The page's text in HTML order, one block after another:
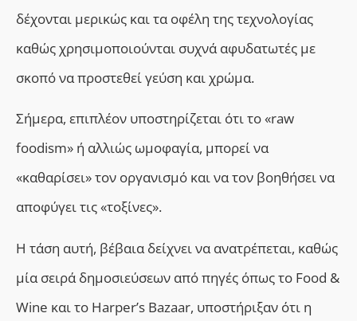
δέχονται μερικώς και τα οφέλη τηςτεχνολογίας
καθώς χρησιμοποιούνται συχνά αφυδατωτές με
σκοπό να προστεθεί γεύση και χρώμα.
Σήμερα, επιπλέον υποστηρίζεται ότι το «raw
foodism» ή αλλιώς ωμοφαγία, μπορεί να
«καθαρίσει» τον οργανισμό και να τον βοηθήσει να
αποφύγει τις «τοξίνες».
Η τάση αυτή, βέβαια δείχνει να ανατρέπεται, καθώς
μία σειρά δημοσιεύσεων από πηγές όπως το Food &
Wine και το Harper’s Bazaar, υποστήριξαν ότι η